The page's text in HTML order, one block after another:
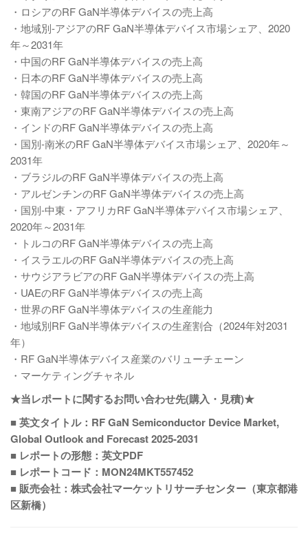
・ロシアのRF GaN半導体デバイスの売上高
・地域別-アジアのRF GaN半導体デバイス市場シェア、2020
年～2031年
・中国のRF GaN半導体デバイスの売上高
・日本のRF GaN半導体デバイスの売上高
・韓国のRF GaN半導体デバイスの売上高
・東南アジアのRF GaN半導体デバイスの売上高
・インドのRF GaN半導体デバイスの売上高
・国別-南米のRF GaN半導体デバイス市場シェア、2020年～
2031年
・ブラジルのRF GaN半導体デバイスの売上高
・アルゼンチンのRF GaN半導体デバイスの売上高
・国別-中東・アフリカRF GaN半導体デバイス市場シェア、
2020年～2031年
・トルコのRF GaN半導体デバイスの売上高
・イスラエルのRF GaN半導体デバイスの売上高
・サウジアラビアのRF GaN半導体デバイスの売上高
・UAEのRF GaN半導体デバイスの売上高
・世界のRF GaN半導体デバイスの生産能力
・地域別RF GaN半導体デバイスの生産割合（2024年対2031
年）
・RF GaN半導体デバイス産業のバリューチェーン
・マーケティングチャネル
★当レポートに関するお問い合わせ先(購入・見積)★
■ 英文タイトル：RF GaN Semiconductor Device Market,
Global Outlook and Forecast 2025-2031
■ レポートの形態：英文PDF
■ レポートコード：MON24MKT557452
■ 販売会社：株式会社マーケットリサーチセンター（東京都港
区新橋）